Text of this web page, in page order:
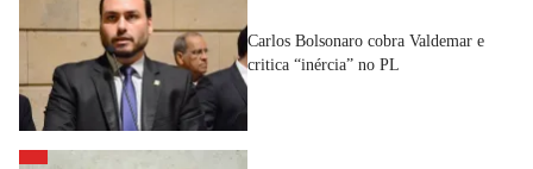
Carlos Bolsonaro cobra Valdemar e
critica “inércia” no PL